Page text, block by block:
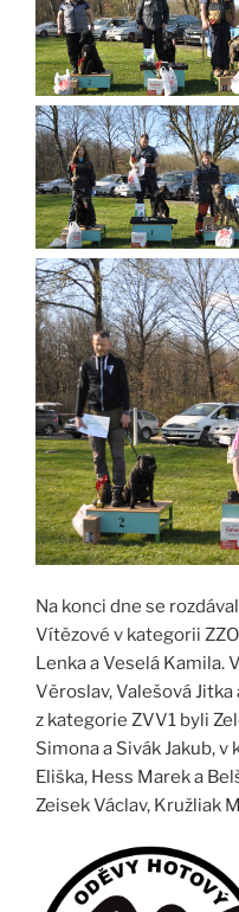
Na konci dne se
Vítězové v kategorii
Lenka a Veselá Kamila.
Věroslav, Valešová Jitka
z kategorie ZVV1 byli
Simona a Sivák Jakub,
Eliška, Hess Marek a
Zeisek Václav, Kružliak